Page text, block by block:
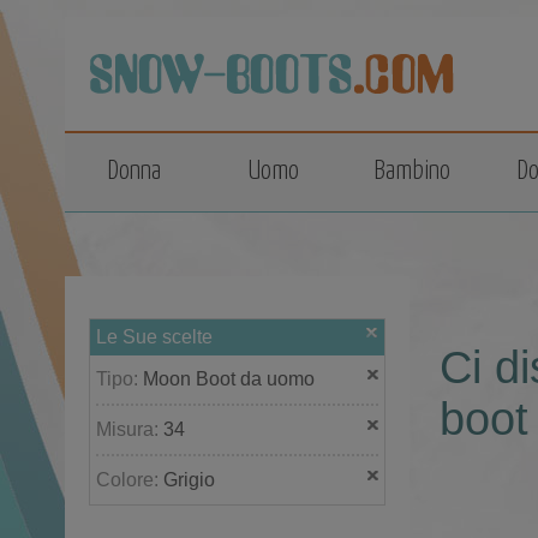
top
Donna Uomo Bambino
Le Sue scelte
Tipo: Moon Boot da uomo
Misura: 34
Colore: Grigio
Ci